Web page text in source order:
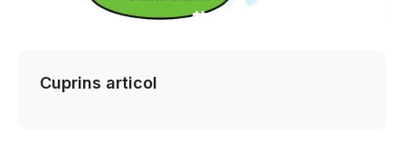
Cuprins articol